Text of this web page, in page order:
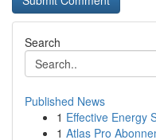
Search
Published News
1 Effective Energy
1 Atlas Pro